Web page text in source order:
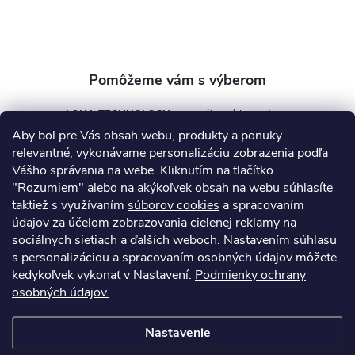
Aby bol pre Vás obsah webu, produkty a ponuky
relevantné, vykonávame personalizáciu zobrazenia podľa
Vášho správania na webe. Kliknutím na tlačítko
"Rozumiem" alebo na akýkoľvek obsah na webu súhlasíte
taktiež s využívaním súborov cookies a spracovaním
údajov za účelom zobrazovania cielenej reklamy na
sociálnych sietiach a ďalších weboch. Nastavením súhlasu
s personalizáciou a spracovaním osobných údajov môžete
kedykoľvek vykonať v Nastavení. Podmienky ochrany
osobných údajov.
Nastavenie
AQUA TECHNOLOGY s.r.o.
info @aquatechnology.sk
+421 911 991 394
Informácie pre vás
Kontakty Obchodné podmienky